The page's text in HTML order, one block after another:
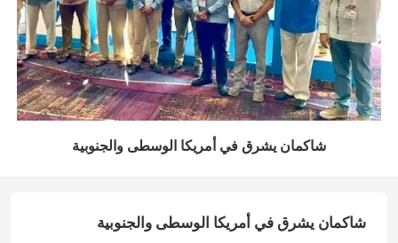
شاكمان يشرق في أمريكا الوسطى والجنوبية
شاكمان يشرق في أمريكا الوسطى والجنوبية